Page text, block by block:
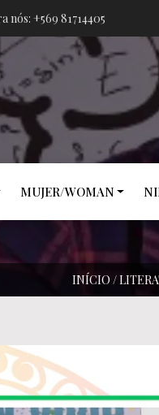
nós: +569 81714405
MUJER/WOMAN
INÍCIO /